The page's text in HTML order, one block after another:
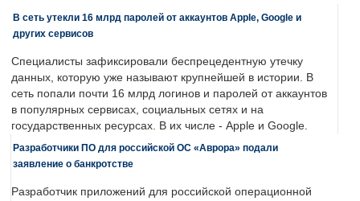
В сеть утекли 16 млрд паролей от аккаунтов Apple, Google и
других сервисов
Специалисты зафиксировали беспрецедентную утечку
данных, которую уже называют крупнейшей в истории. В
сеть попали почти 16 млрд логинов и паролей от аккаунтов
в популярных сервисах, социальных сетях и на
государственных ресурсах. В их числе - Apple и Google.
Разработчики ПО для российской ОС «Аврора» подали
заявление о банкротстве
Разработчик приложений для российской операционной